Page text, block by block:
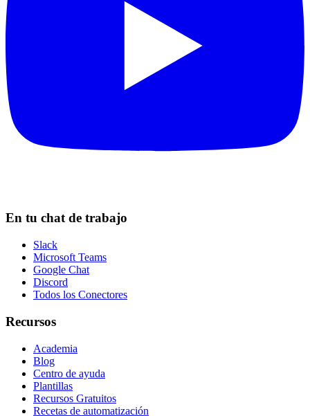
En tu chat de trabajo
Slack
Microsoft Teams
Google Chat
Discord
Todos los Conectores
Recursos
Academia
Blog
Centro de ayuda
Plantillas
Recursos Gratuitos
Recetas de automatización